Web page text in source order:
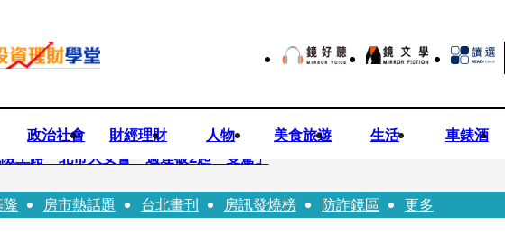
政治社會 財經理財 人物 美食旅遊 生活 車錶酒
上路 北市大安警一週連破2起「雙駕」
FEniX夏浦洋組「神隊友」 邱以太、林亭莉熱血狂奔殺青淚崩
房市熱話題 台北畫刊 房訊發燒榜 防詐鏡區 更多